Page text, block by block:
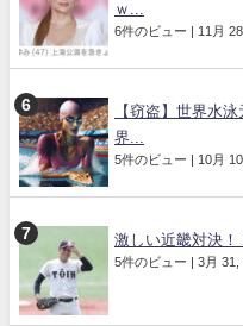
ｗ...
6件のビュー | 11月
【窃盗】世界水
界...
5件のビュー | 10月
激しい近畿対決！
5件のビュー | 3月 31,